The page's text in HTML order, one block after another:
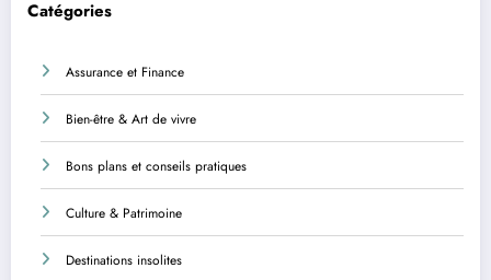
Catégories
Assurance et Finance
Bien-être & Art de vivre
Bons plans et conseils pratiques
Culture & Patrimoine
Destinations insolites